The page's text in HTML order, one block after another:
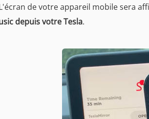
de votre appareil mobile sera
depuis votre Tesla.